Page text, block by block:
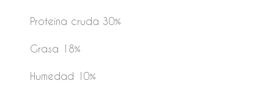
Proteína cruda 30%
Grasa 18%
Humedad 10%